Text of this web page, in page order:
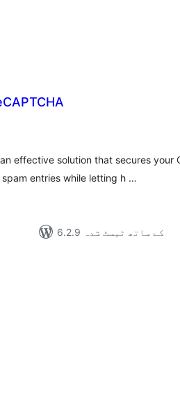
effective solution that secures your
entries while letting h …
6.2.9 کے ساتھ ٹیسٹ شدہ